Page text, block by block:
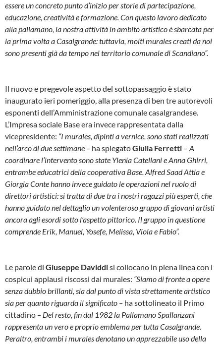
essere un concreto punto d’inizio per storie di partecipazione,
educazione, creatività e formazione. Con questo lavoro dedicato
alla pallamano, la nostra attività in ambito artistico è sbarcata per
la prima volta a Casalgrande: tuttavia, molti murales creati da noi
sono presenti già da tempo nel territorio comunale di Scandiano”.
Il nuovo e pregevole aspetto del sottopassaggio è stato
inaugurato ieri pomeriggio, alla presenza di ben tre autorevoli
esponenti dell’Amministrazione comunale casalgrandese.
L’Impresa sociale Base era invece rappresentata dalla
vicepresidente: “I murales, dipinti a vernice, sono stati realizzati
nell’arco di due settimane – ha spiegatoGiulia Ferretti – A
coordinare l’intervento sono state Ylenia Catellani e Anna Ghirri,
entrambe educatrici della cooperativa Base. Alfred Saad Attia e
Giorgia Conte hanno invece guidato le operazioni nel ruolo di
direttori artistici: si tratta di due tra i nostri ragazzi più esperti, che
hanno guidato nel dettaglio un volenteroso gruppo di giovani artisti
ancora agli esordi sotto l’aspetto pittorico. Il gruppo in questione
comprende Erik, Manuel, Yosefe, Melissa, Viola e Fabio”.
Le parole di Giuseppe Daviddisi collocano in piena linea con i
cospicui applausi riscossi dai murales: “Siamo di fronte a opere
senza dubbio brillanti, sia dal punto di vista strettamente artistico
sia per quanto riguarda il significato – ha sottolineato il Primo
cittadino – Del resto, fin dal 1982 la Pallamano Spallanzani
rappresenta un vero e proprio emblema per tutta Casalgrande.
Peraltro, entrambi i murales denotano un apprezzabile uso della